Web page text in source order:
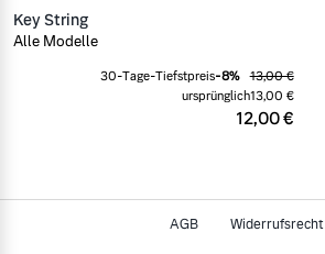
Key String
Alle Modelle
12,00 €
30-Tage-Tiefstpreis-8%
13,00 €
ursprünglich13,00 €
AGB Widerrufsrecht